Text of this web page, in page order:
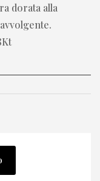
dorata alla